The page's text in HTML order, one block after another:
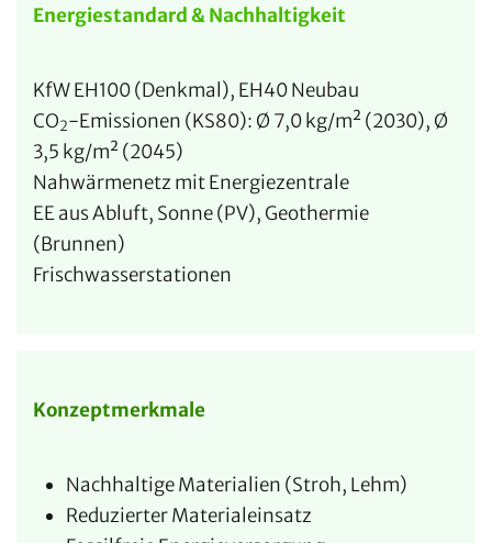
Energiestandard & Nachhaltigkeit
KfW EH100 (Denkmal), EH40 Neubau
CO2-Emissionen (KS80): Ø 7,0 kg/m² (2030), Ø
3,5 kg/m² (2045)
Nahwärmenetz mit Energiezentrale
EE aus Abluft, Sonne (PV), Geothermie
(Brunnen)
Frischwasserstationen
Konzeptmerkmale
Nachhaltige Materialien (Stroh, Lehm)
Reduzierter Materialeinsatz